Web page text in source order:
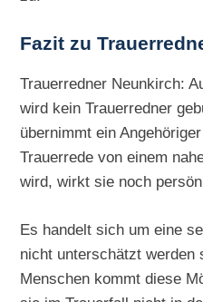
Fazit zu
Trauerredner Neunkirch:
wird kein Trauerredner
übernimmt ein
Trauerrede von einem
wird, wirkt sie noch
Es handelt sich um eine
nicht unterschätzt werden
Menschen kommt diese